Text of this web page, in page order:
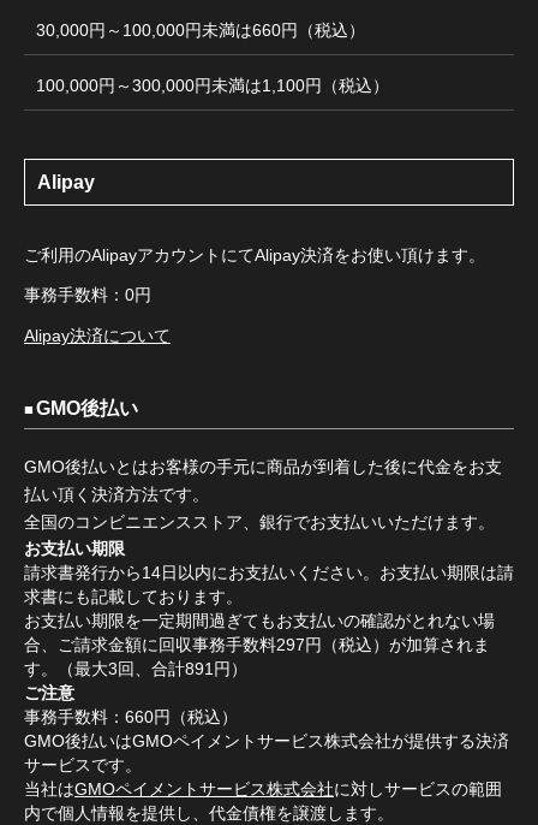
30,000円～100,000円未満は660円（税込）
100,000円～300,000円未満は1,100円（税込）
Alipay
ご利用のAlipayアカウントにてAlipay決済をお使い頂けます。
事務手数料：0円
Alipay決済について
GMO後払い
GMO後払いとはお客様の手元に商品が到着した後に代金をお支
払い頂く決済方法です。
全国のコンビニエンスストア、銀行でお支払いいただけます。
お支払い期限
請求書発行から14日以内にお支払いください。お支払い期限は請
求書にも記載しております。
お支払い期限を一定期間過ぎてもお支払いの確認がとれない場
合、ご請求金額に回収事務手数料297円（税込）が加算されま
す。（最大3回、合計891円）
ご注意
事務手数料：660円（税込）
GMO後払いはGMOペイメントサービス株式会社が提供する決済
サービスです。
当社はGMOペイメントサービス株式会社に対しサービスの範囲
内で個人情報を提供し、代金債権を譲渡します。